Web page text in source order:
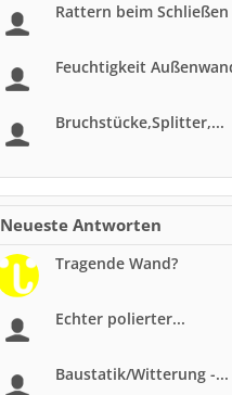
Rattern beim Schließen
Feuchtigkeit
Bruchstücke,Splitter,...
Neueste Antworten
Tragende Wand?
Echter polierter...
Baustatik/Witterung -...